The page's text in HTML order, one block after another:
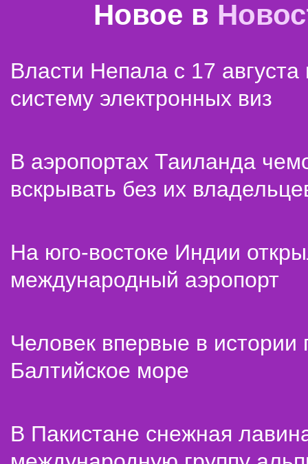
Новое в
Власти Непала с 17 августа
систему электронных виз
В аэропортах Таиланда
вскрывать без их
На юго-востоке Индии
международный аэропорт
Человек впервые в истории
Балтийское море
В Пакистане снежная